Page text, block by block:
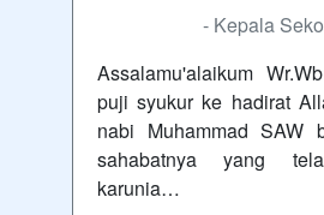
- Kepala
Assalamu'alaikum
puji syukur ke hadirat
nabi Muhammad SAW
sahabatnya yang
karunia…